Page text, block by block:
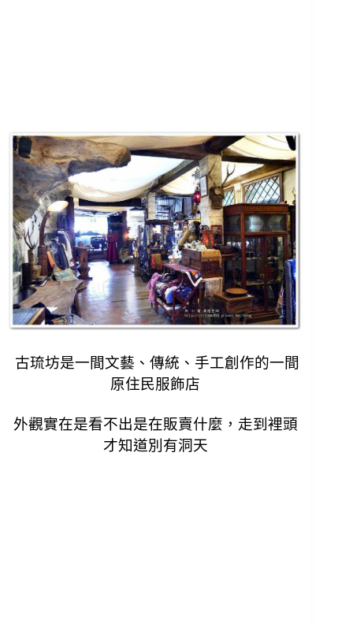
古琉坊是一間文藝、傳統、手工創作的一間
原住民服飾店
外觀實在是看不出是在販賣什麼， 走到裡頭
才知道別有洞天